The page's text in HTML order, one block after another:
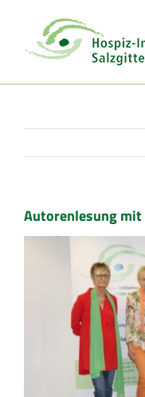
content
Autorenlesung